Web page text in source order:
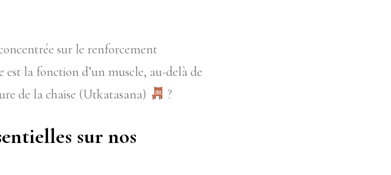
sur le renforcement
la fonction d’un muscle, au-delà de
de la chaise (Utkatasana)
?
sur nos